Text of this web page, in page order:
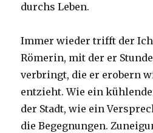
durchs Leben.
Immer wieder trifft der
Römerin, mit der er
verbringt, die er erobern
entzieht. Wie ein
der Stadt, wie ein
die Begegnungen.